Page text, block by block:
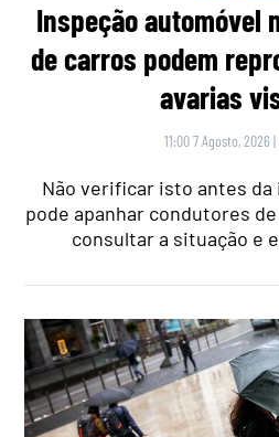
Inspeção automóvel
de carros podem
avarias
11:00 7 Agosto, 2026 |
Não verificar isto antes
pode apanhar condutores
consultar a situação e